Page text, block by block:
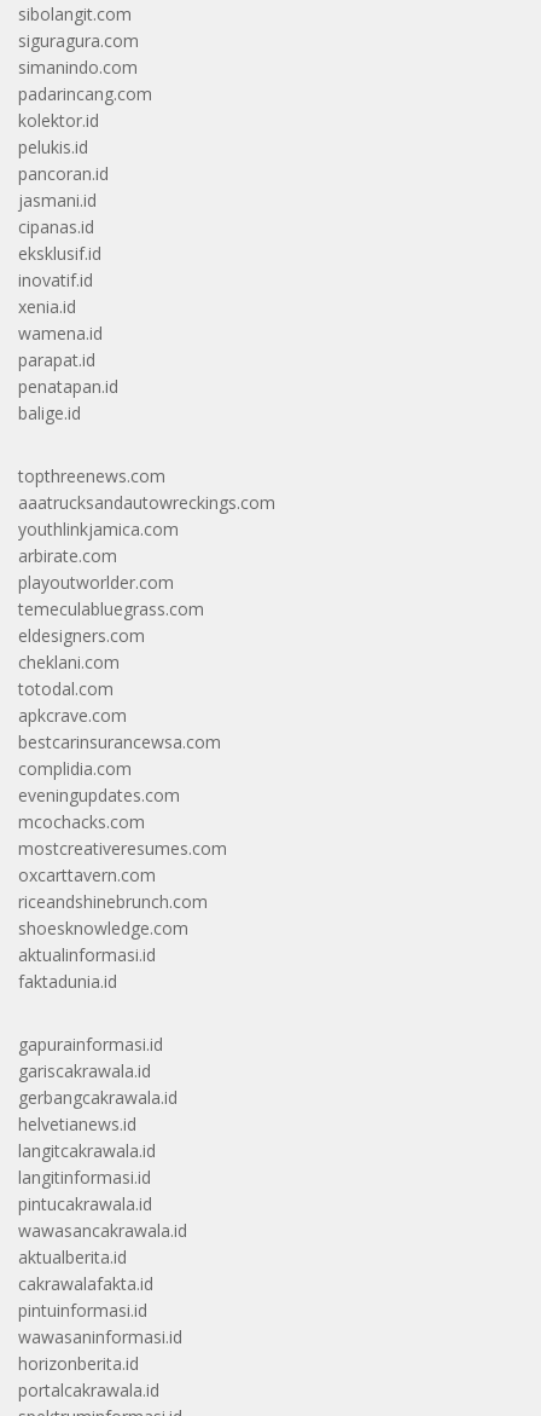
sibolangit.com
siguragura.com
simanindo.com
padarincang.com
kolektor.id
pelukis.id
pancoran.id
jasmani.id
cipanas.id
eksklusif.id
inovatif.id
xenia.id
wamena.id
parapat.id
penatapan.id
balige.id
topthreenews.com
aaatrucksandautowreckings.com
youthlinkjamica.com
arbirate.com
playoutworlder.com
temeculabluegrass.com
eldesigners.com
cheklani.com
totodal.com
apkcrave.com
bestcarinsurancewsa.com
complidia.com
eveningupdates.com
mcochacks.com
mostcreativeresumes.com
oxcarttavern.com
riceandshinebrunch.com
shoesknowledge.com
aktualinformasi.id
faktadunia.id
gapurainformasi.id
gariscakrawala.id
gerbangcakrawala.id
helvetianews.id
langitcakrawala.id
langitinformasi.id
pintucakrawala.id
wawasancakrawala.id
aktualberita.id
cakrawalafakta.id
pintuinformasi.id
wawasaninformasi.id
horizonberita.id
portalcakrawala.id